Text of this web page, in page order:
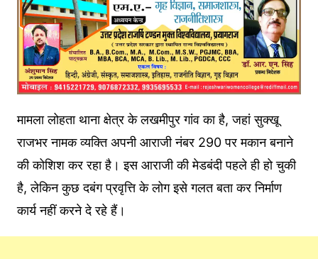
मामला लोहता थाना क्षेत्र के लखमीपुर गांव का है, जहां सुक्खू
राजभर नामक व्यक्ति अपनी आराजी नंबर 290 पर मकान बनाने
की कोशिश कर रहा है। इस आराजी की मेडबंदी पहले ही हो चुकी
है, लेकिन कुछ दबंग प्रवृत्ति के लोग इसे गलत बता कर निर्माण
कार्य नहीं करने दे रहे हैं।